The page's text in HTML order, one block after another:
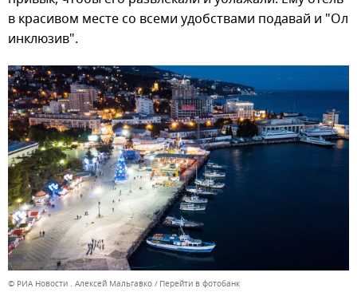
в красивом месте со всеми удобствами подавай и "Ол
инклюзив".
© РИА Новости . Алексей Мальгавко Перейти в фотобанк